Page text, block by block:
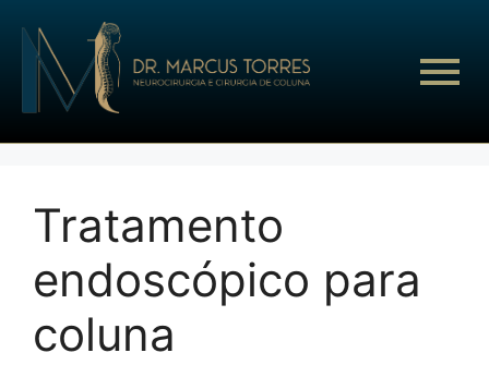
Tratamento
endoscópico para
coluna